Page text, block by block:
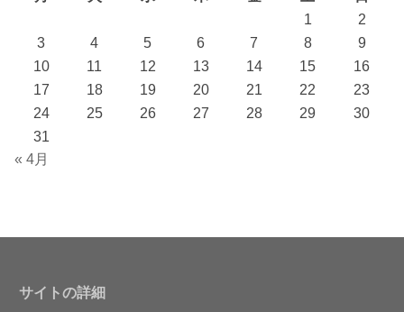
1
2
3
4 5 6 7 8
9
10
11 12 13 14 15
16
17
18 19 20 21 22
23
24
25 26 27 28 29
30
31
« 4月
サイトの詳細